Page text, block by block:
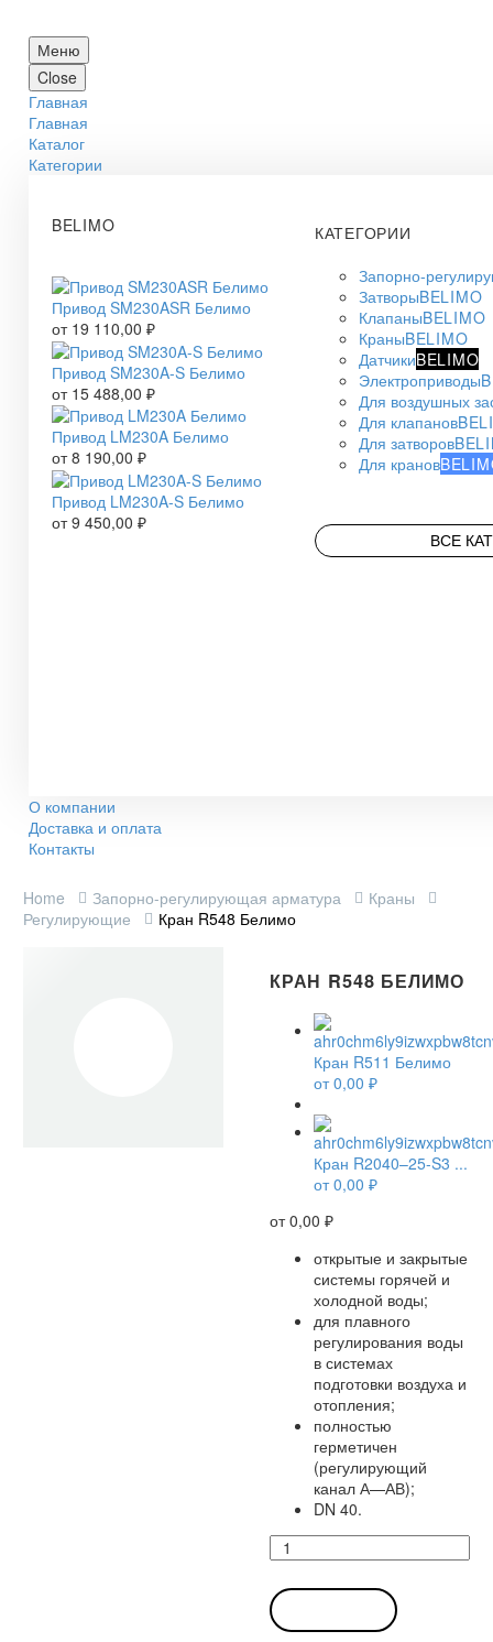
Меню
Close
Главная
Главная
Каталог
Категории
BELIMO
Привод SM230ASR Белимо
от 19 110,00 ₽
Привод SM230A-S Белимо
от 15 488,00 ₽
Привод LM230A Белимо
от8 190,00 ₽
Привод LM230A-S Белимо
от9 450,00 ₽
КАТЕГОРИИ
Запорно-
ЗатворыBELIMO
КлапаныBELIMO
КраныBELIMO
ДатчикиBELIMO
Электроприводы
Для воздушных
Для клапанов
Для затворов
Для кранов
ВСЕ
О компании
Доставка и оплата
Контакты
Home Запорно-регулирующая арматура
Краны
Регулирующие
Кран R548 Белимо
КРАН R548 БЕЛИМО
Кран R511 Белимо
от0,00 ₽
Кран R2040–25-S3 ...
от0,00 ₽
от0,00 ₽
открытые и закрытые
системы горячей и
холодной воды;
для плавного
регулирования воды
в системах
подготовки воздуха и
отопления;
полностью
герметичен
(регулирующий
канал А—АВ);
DN 40.
Количество
товара
Кран
R548
Белимо